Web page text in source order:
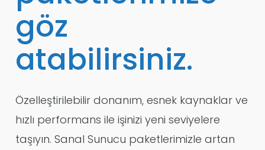
göz
atabilirsiniz.
Özelleştirilebilir donanım, esnek kaynaklar ve
hızlı performans ile işinizi yeni seviyelere
taşıyın. Sanal Sunucu paketlerimizle artan